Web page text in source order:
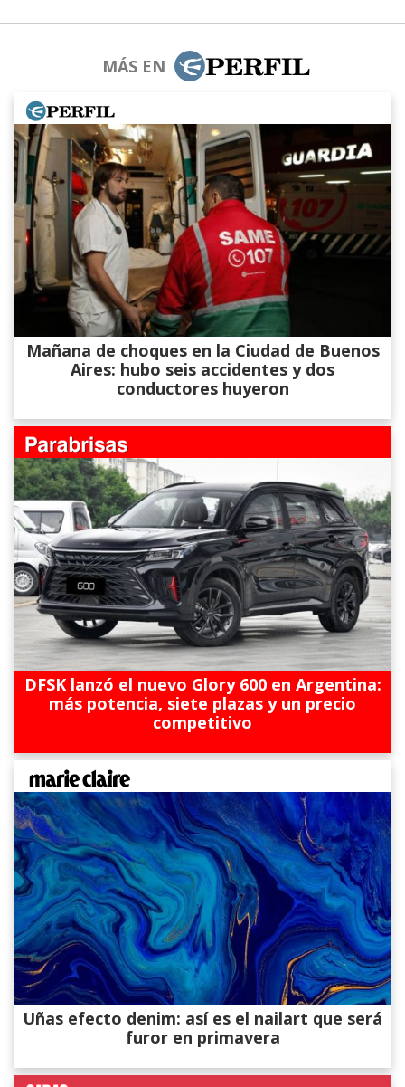
MÁS EN
Mañana de choques en la Ciudad de Buenos
Aires: hubo seis accidentes y dos
conductores huyeron
DFSK lanzó el nuevo Glory 600 en Argentina:
más potencia, siete plazas y un precio
competitivo
Uñas efecto denim: así es el nailart que será
furor en primavera